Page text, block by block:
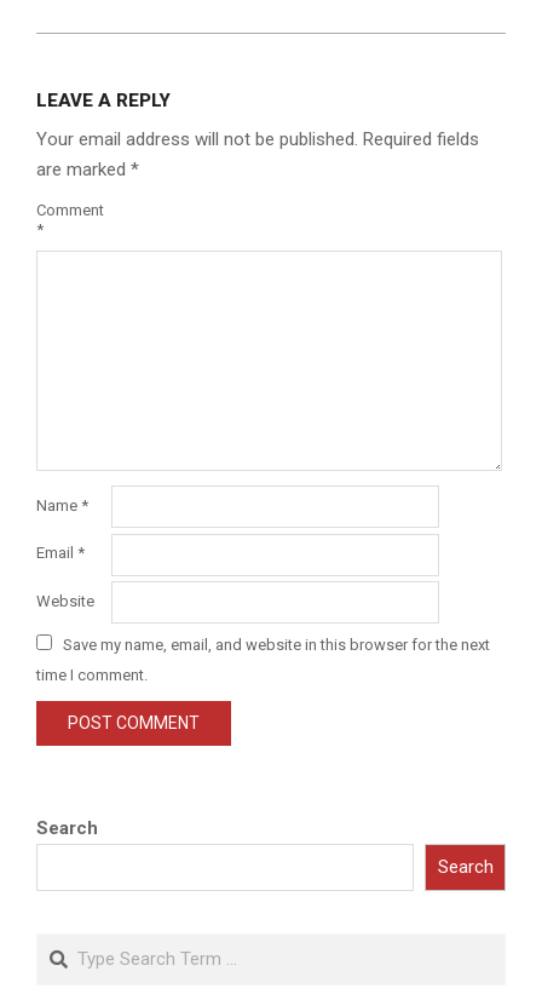
LEAVE A REPLY
Your email address will not be published. Required fields
are marked *
Comment
*
Name *
Email *
Website
Save my name, email, and website in this browser for the next
time I comment.
Search
Search
Search